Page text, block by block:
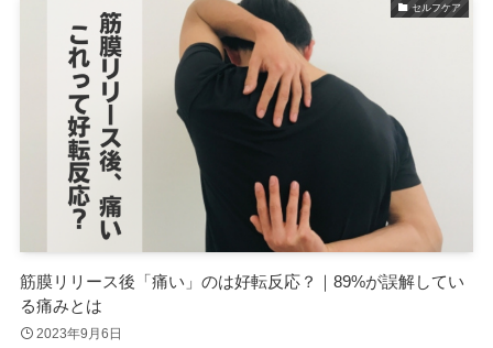
セルフケア
筋膜リリース後「痛い」のは好転反応？｜89%が誤解してい
る痛みとは
2023年9月6日